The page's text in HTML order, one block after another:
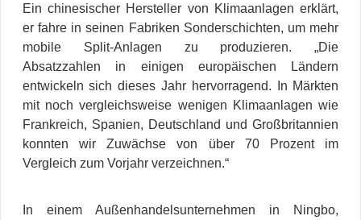
Ein chinesischer Hersteller von Klimaanlagen erklärt,
er fahre in seinen Fabriken Sonderschichten, um mehr
mobile Split-Anlagen zu produzieren. „Die
Absatzzahlen in einigen europäischen Ländern
entwickeln sich dieses Jahr hervorragend. In Märkten
mit noch vergleichsweise wenigen Klimaanlagen wie
Frankreich, Spanien, Deutschland und Großbritannien
konnten wir Zuwächse von über 70 Prozent im
Vergleich zum Vorjahr verzeichnen.“
In einem Außenhandelsunternehmen in Ningbo,